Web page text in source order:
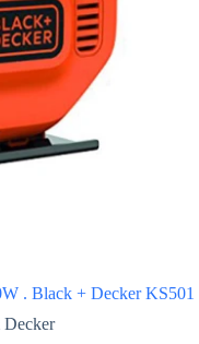
. Black + Decker KS501